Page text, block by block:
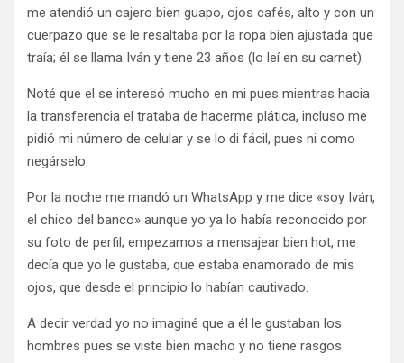
me atendió un cajero bien guapo, ojos cafés, alto y con un
cuerpazo que se le resaltaba por la ropa bien ajustada que
traía; él se llama Iván y tiene 23 años (lo leí en su carnet).
Noté que el se interesó mucho en mi pues mientras hacia
la transferencia el trataba de hacerme plática, incluso me
pidió mi número de celular y se lo di fácil, pues ni como
negárselo.
Por la noche me mandó un WhatsApp y me dice «soy Iván,
el chico del banco» aunque yo ya lo había reconocido por
su foto de perfil; empezamos a mensajear bien hot, me
decía que yo le gustaba, que estaba enamorado de mis
ojos, que desde el principio lo habían cautivado.
A decir verdad yo no imaginé que a él le gustaban los
hombres pues se viste bien macho y no tiene rasgos